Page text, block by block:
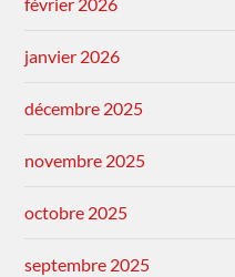
janvier 2026
décembre 2025
novembre 2025
octobre 2025
septembre 2025